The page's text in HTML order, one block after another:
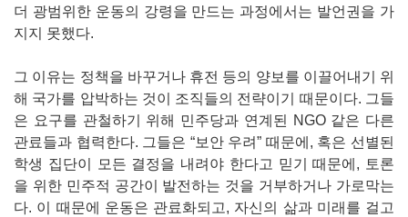
더 광범위한 운동의 강령을 만드는 과정에서는 발언권을 가
지지 못했다.
그 이유는 정책을 바꾸거나 휴전 등의 양보를 이끌어내기 위
해 국가를 압박하는 것이 조직들의 전략이기 때문이다. 그들
은 요구를 관철하기 위해 민주당과 연계된 NGO 같은 다른
관료들과 협력한다. 그들은 “보안 우려” 때문에, 혹은 선별된
학생 집단이 모든 결정을 내려야 한다고 믿기 때문에, 토론
을 위한 민주적 공간이 발전하는 것을 거부하거나 가로막는
다. 이 때문에 운동은 관료화되고, 자신의 삶과 미래를 걸고